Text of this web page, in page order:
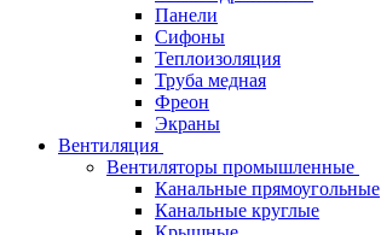
Панели
Сифоны
Теплоизоляция
Труба медная
Фреон
Экраны
Вентиляция
Вентиляторы промышленные
Канальные прямоугольные
Канальные круглые